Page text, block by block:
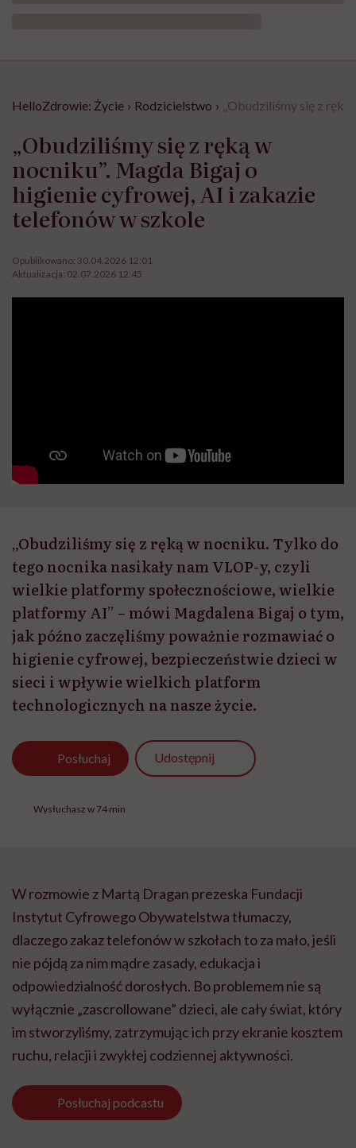
HelloZdrowie: Życie › Rodzicielstwo › „Obudziliśmy się z
„Obudziliśmy się z ręką w
nocniku”. Magda Bigaj o
higienie cyfrowej, AI i zakazie
telefonów w szkole
Opublikowano: 30.04.2026 12:01
Aktualizacja: 02.07.2026 12:45
„Obudziliśmy się z ręką w nocniku. Tylko do
tego nocnika nasikały nam VLOP-y, czyli
wielkie platformy społecznościowe, wielkie
platformy AI” – mówi Magdalena Bigaj o tym,
jak późno zaczęliśmy poważnie rozmawiać o
higienie cyfrowej, bezpieczeństwie dzieci w
sieci i wpływie wielkich platform
technologicznych na nasze życie.
Posłuchaj Udostępnij
Wysłuchasz w 74 min
W rozmowie z Martą Dragan prezeska Fundacji
Instytut Cyfrowego Obywatelstwa tłumaczy,
dlaczego zakaz telefonów w szkołach to za mało, jeśli
nie pójdą za nim mądre zasady, edukacja i
odpowiedzialność dorosłych. Bo problemem nie są
wyłącznie „zascrollowane” dzieci, ale cały świat, który
im stworzyliśmy, zatrzymując ich przy ekranie kosztem
ruchu, relacji i zwykłej codziennej aktywności.
Posłuchaj podcastu